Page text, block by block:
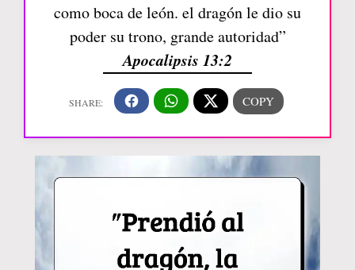
como boca de león. el dragón le dio su
poder su trono, grande autoridad”
Apocalipsis 13:2